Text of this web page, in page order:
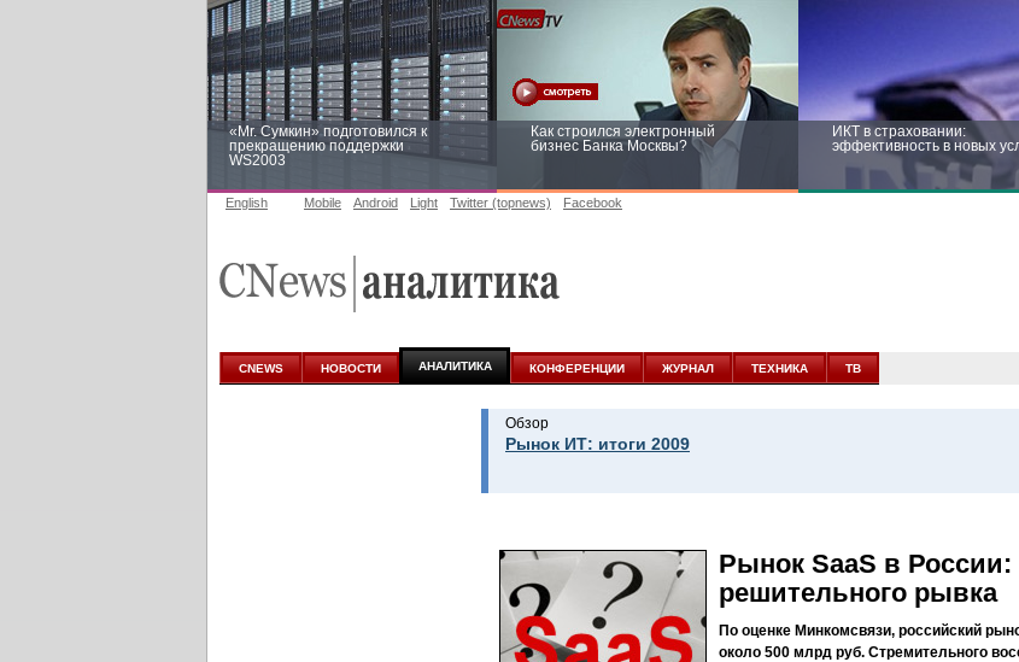
«Mr. Сумкин» подготовился к
прекращению поддержки
WS2003
Как строился электронный
бизнес Банка Москвы?
ИКТ в страховании:
эффективность в новых
аналитике
новых условиях
English Mobile Android Light Twitter (topnews) Facebook
CNEWS НОВОСТИ АНАЛИТИКА КОНФЕРЕНЦИИ ЖУРНАЛ ТЕХНИКА ТВ
Обзор
Рынок ИТ: итоги 2009
Рынок SaaS в России:
решительного рывка
По оценке Минкомсвязи, российский
около 500 млрд руб. Стремительного